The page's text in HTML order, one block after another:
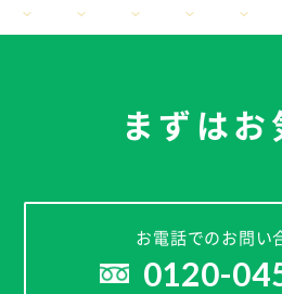
まずはお
お電話でのお問い
0120-